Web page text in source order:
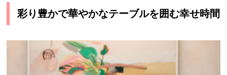
彩り豊かで華やかなテーブルを囲む幸せ時間